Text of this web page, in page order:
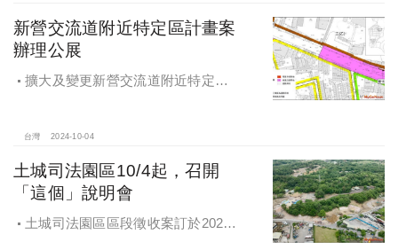
新營交流道附近特定區計畫案
辦理公展
擴大及變更新營交流道附近特定區
台灣 2024-10-04
土城司法園區10/4起，召開
「這個」說明會
土城司法園區區段徵收案訂於2024